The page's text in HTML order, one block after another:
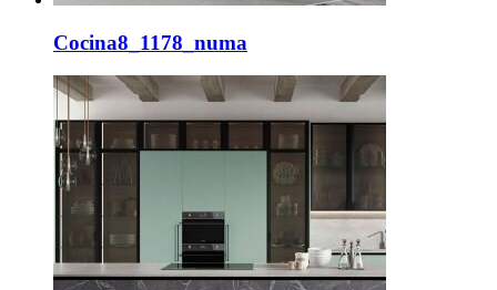
Cocina8_1178_numa